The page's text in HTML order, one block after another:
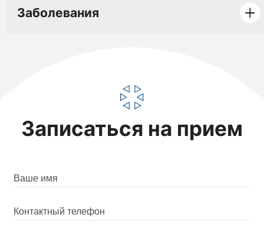
Заболевания
Записаться на прием